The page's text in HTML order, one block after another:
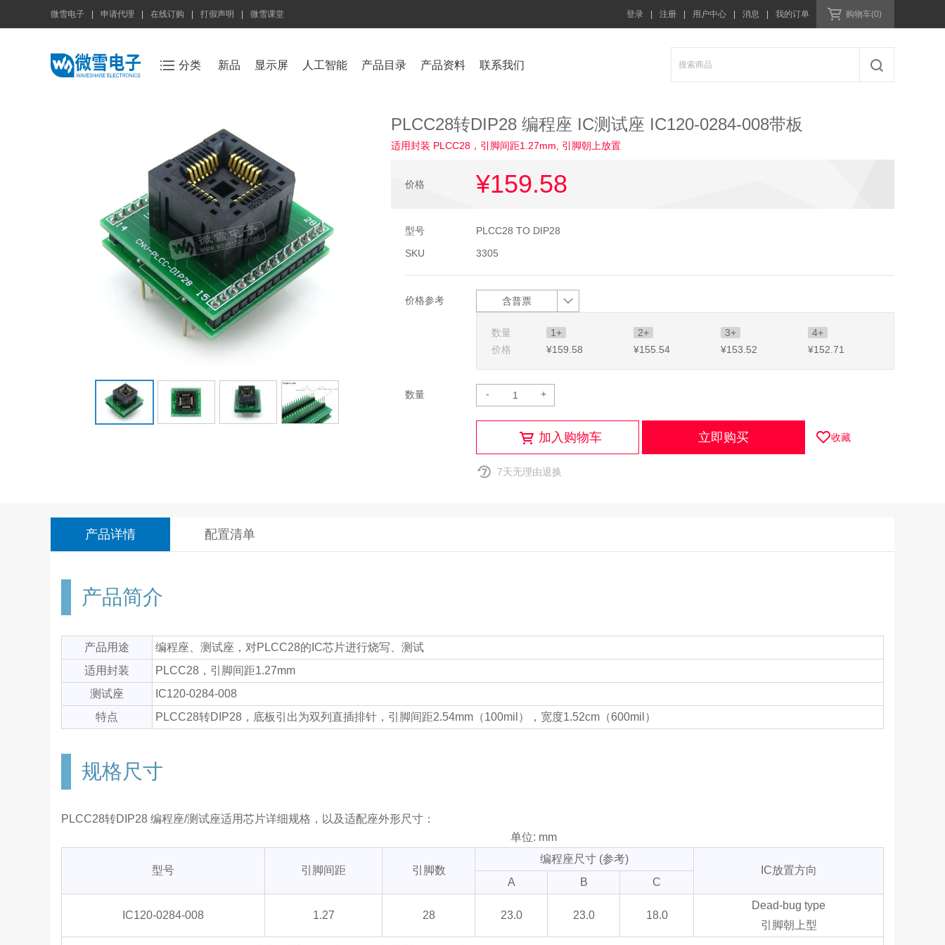
微雪电子 申请代理 在线订购 打假声明 微雪课堂 登录 注册 用户中心 消息 我的订单 购物车(0)
分类 新品 显示屏 人工智能 产品目录 产品资料 联系我们
PLCC28转DIP28 编程座 IC测试座 IC120-0284-008带板
适用封装 PLCC28，引脚间距1.27mm, 引脚朝上放置
价格 ¥159.58
型号
PLCC28 TO DIP28
SKU
3305
价格参考 含普票
数量 1+ 2+ 3+
4+
价格
¥159 .58 ¥155 .54 ¥153 .52 ¥152 .71
数量 - +
加入购物车 立即购买 收藏
7天无理由退换
产品详情 配置清单
产品简介
产品用途
编程座、测试座，对PLCC28的IC芯片进行烧写、测试
适用封装
PLCC28，引脚间距1.27mm
测试座
IC120-0284-008
特点
PLCC28转DIP28，底板引出为双列直插排针，引脚间距2.54mm（100mil），宽度1.52cm（600mil）
规格尺寸
PLCC28转DIP28 编程座/测试座适用芯片详细规格，以及适配座外形尺寸：
单位: mm
型号 引脚间距 引脚数
编程座尺寸 (参考)
IC放置方向
A
B C
IC120-0284-008 1.27 28 23.0 23.0 18.0
Dead-bug type
引脚朝上型